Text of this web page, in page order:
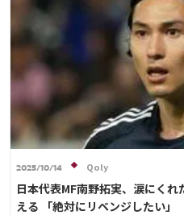
2025/10/14 Qoly
日本代表MF南野拓実、涙にく
える 「絶対にリベンジしたい」